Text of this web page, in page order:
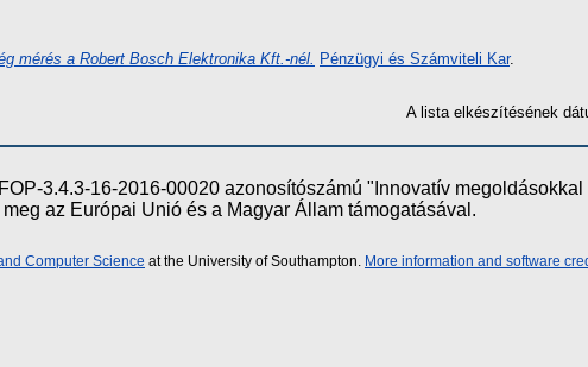
mérés a Robert Bosch Elektronika Kft.-nél. Pénzügyi és Számviteli Kar.
A lista elkészítésének
3.4.3-16-2016-00020 azonosítószámú "Innovatív
az Európai Unió és a Magyar Állam támogatásával.
Computer Science at the University of Southampton. More information and software